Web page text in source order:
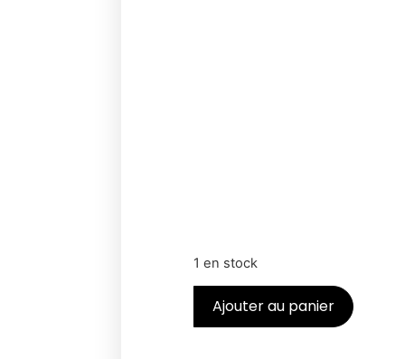
1 en stock
Ajouter au panier